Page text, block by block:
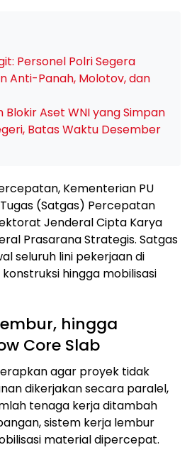
Personel Polri Segera
Anti-Panah, Molotov, dan
Aset WNI yang Simpan
Batas Waktu Desember
Kementerian PU
(Satgas) Percepatan
Jenderal Cipta Karya
Prasarana Strategis. Satgas
seluruh lini pekerjaan di
hingga mobilisasi
hingga
Core Slab
agar proyek tidak
dikerjakan secara paralel,
tenaga kerja ditambah
sistem kerja lembur
material dipercepat.